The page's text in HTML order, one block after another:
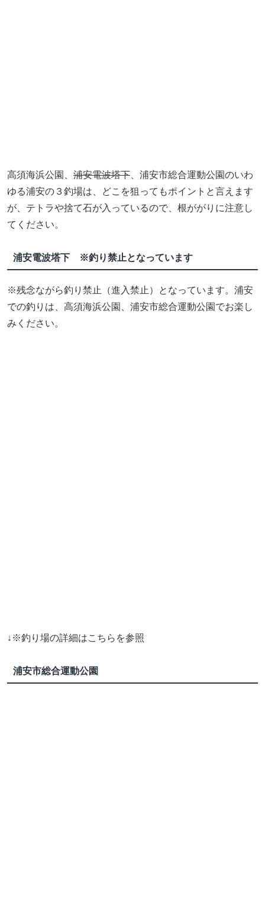
高須海浜公園、 浦安電波塔下、浦安市総合運動公園のいわ
ゆる浦安の３釣場は、どこを狙ってもポイントと言えます
が、テトラや捨て石が入っているので、根ががりに注意し
てください。
浦安電波塔下 ※釣り禁止となっています
※残念ながら釣り禁止（進入禁止）となっています。浦安
での釣りは、高須海浜公園、浦安市総合運動公園でお楽し
みください。
↓※釣り場の詳細はこちらを参照
浦安市総合運動公園